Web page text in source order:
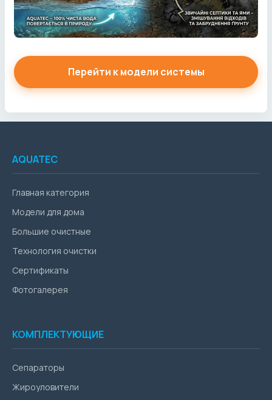
Перейти к модели системы
AQUATEC
Главная категория
Модели для дома
Большие очистные
Технология очистки
Сертификаты
Фотогалерея
КОМПЛЕКТУЮЩИЕ
Сепараторы
Жироуловители